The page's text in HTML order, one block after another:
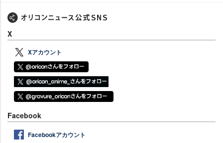
X
Xアカウント
Facebook
Facebookアカウント